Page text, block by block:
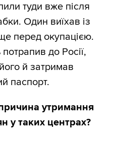
туди вже після
Один виїхав із
перед окупацією.
до Росії,
й затримав
паспорт.
утримання
у таких центрах?